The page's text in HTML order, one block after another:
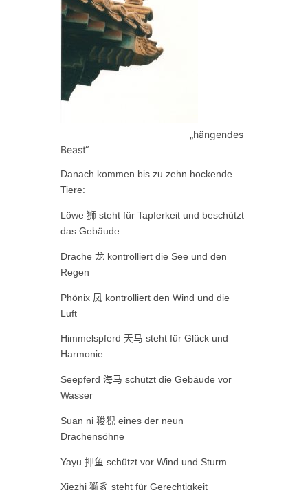
„hängendes
Beast“
Danach kommen bis zu zehn hockende
Tiere:
Löwe 狮 steht für Tapferkeit und beschützt
das Gebäude
Drache 龙 kontrolliert die See und den
Regen
Phönix 凤 kontrolliert den Wind und die
Luft
Himmelspferd 天马 steht für Glück und
Harmonie
Seepferd 海马 schützt die Gebäude vor
Wasser
Suan ni 狻猊 eines der neun
Drachensöhne
Yayu 押鱼 schützt vor Wind und Sturm
Xiezhi 獬豸 steht für Gerechtigkeit